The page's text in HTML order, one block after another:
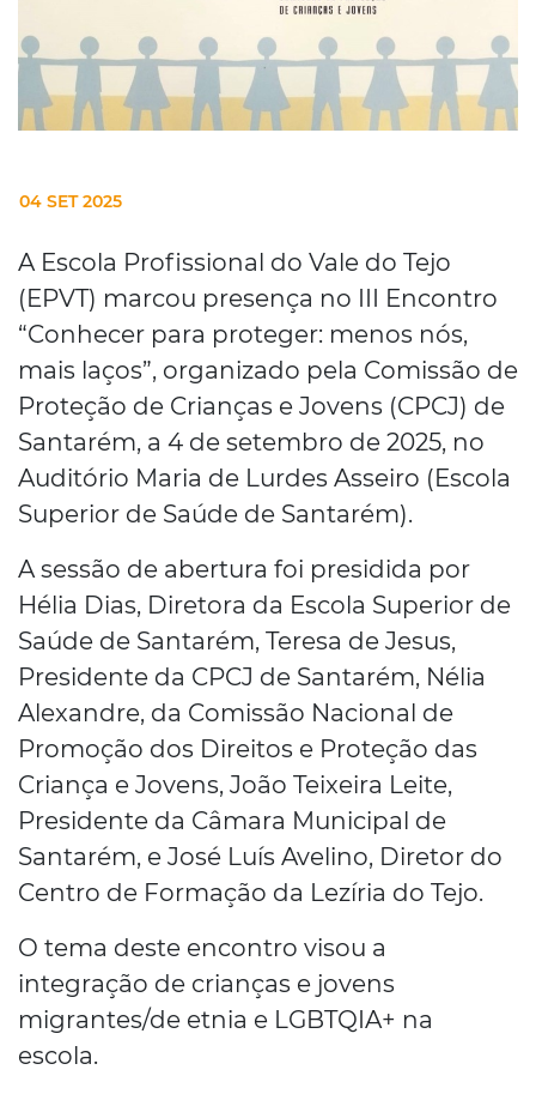
04 SET 2025
A Escola Profissional do Vale do Tejo
(EPVT) marcou presença no III Encontro
“Conhecer para proteger: menos nós,
mais laços”, organizado pela Comissão de
Proteção de Crianças e Jovens (CPCJ) de
Santarém, a 4 de setembro de 2025, no
Auditório Maria de Lurdes Asseiro (Escola
Superior de Saúde de Santarém).
A sessão de abertura foi presidida por
Hélia Dias, Diretora da Escola Superior de
Saúde de Santarém, Teresa de Jesus,
Presidente da CPCJ de Santarém, Nélia
Alexandre, da Comissão Nacional de
Promoção dos Direitos e Proteção das
Criança e Jovens, João Teixeira Leite,
Presidente da Câmara Municipal de
Santarém, e José Luís Avelino, Diretor do
Centro de Formação da Lezíria do Tejo.
O tema deste encontro visou a
integração de crianças e jovens
migrantes/de etnia e LGBTQIA+ na
escola.